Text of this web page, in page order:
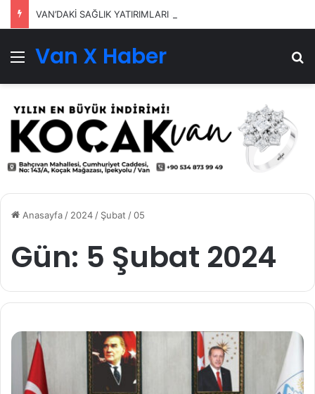
VAN’DAKİ SAĞLIK YATIRIMLARI SÜRÜYOR
Menü
Van X Haber
Anasayfa/ 2024/ Şubat /05
Gün: 5 Şubat 2024